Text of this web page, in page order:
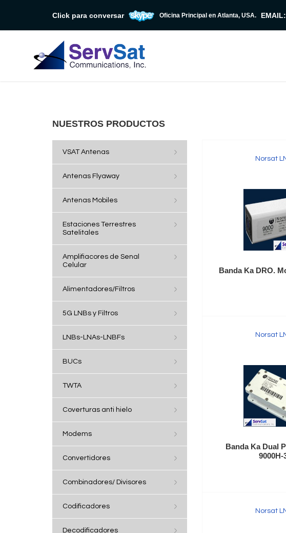
Click para conversar Oficina Principal en Atlanta, USA. EMAIL:
Norsat
Banda Ka DRO.
Norsat
Banda Ka Dual
9000H-
Norsat
NUESTROS PRODUCTOS
VSAT Antenas
Antenas Flyaway
Antenas Mobiles
Estaciones Terrestres
Satelitales
Amplifiacores de Senal
Celular
Alimentadores/Filtros
5G LNBs y Filtros
LNBs-LNAs-LNBFs
BUCs
TWTA
Coverturas anti hielo
Modems
Convertidores
Combinadores/ Divisores
Codificadores
Decodificadores